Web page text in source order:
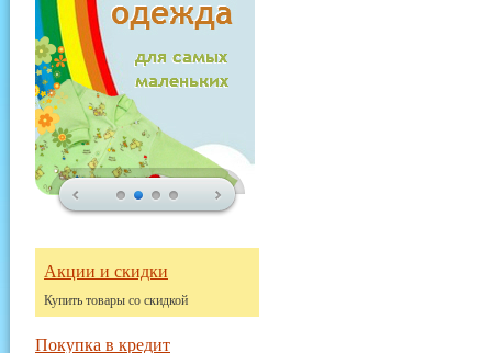
Акции и скидки
Купить товары со скидкой
Покупка в кредит